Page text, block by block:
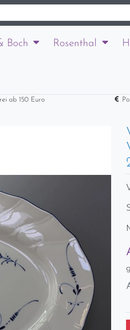
Boch Rosenthal
ab 150 Euro